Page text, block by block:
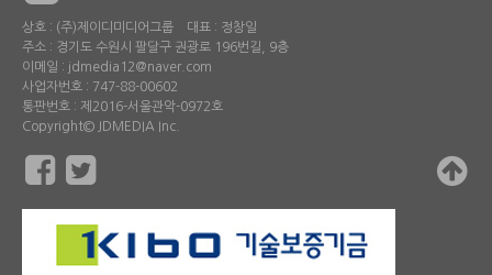
상호 : (주)제이디미디어그룹 대표 : 정창일
주소 : 경기도 수원시 팔달구 권광로 196번길, 9층
이메일 : jdmedia12@naver.com
사업자번호 : 747-88-00602
통판번호 : 제2016-서울관악-0972호
Copyright© JDMEDIA Inc.